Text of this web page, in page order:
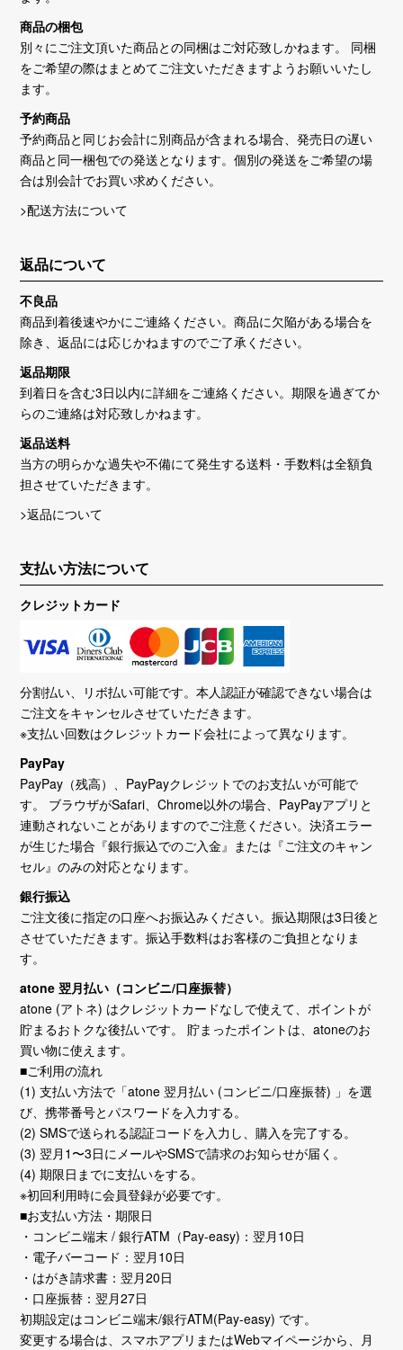
商品の梱包
別々にご注文頂いた商品との同梱はご対応致しかねます。 同梱
をご希望の際はまとめてご注文いただきますようお願いいたし
ます。
予約商品
予約商品と同じお会計に別商品が含まれる場合、発売日の遅い
商品と同一梱包での発送となります。個別の発送をご希望の場
合は別会計でお買い求めください。
>配送方法について
返品について
不良品
商品到着後速やかにご連絡ください。商品に欠陥がある場合を
除き、返品には応じかねますのでご了承ください。
返品期限
到着日を含む3日以内に詳細をご連絡ください。期限を過ぎてか
らのご連絡は対応致しかねます。
返品送料
当方の明らかな過失や不備にて発生する送料・手数料は全額負
担させていただきます。
>返品について
支払い方法について
クレジットカード
分割払い、リボ払い可能です。本人認証が確認できない場合は
ご注文をキャンセルさせていただきます。
※支払い回数はクレジットカード会社によって異なります。
PayPay
PayPay（残高）、PayPayクレジットでのお支払いが可能で
す。 ブラウザがSafari、Chrome以外の場合、PayPayアプリと
連動されないことがありますのでご注意ください。決済エラー
が生じた場合『銀行振込でのご入金』または『ご注文のキャン
セル』のみの対応となります。
銀行振込
ご注文後に指定の口座へお振込みください。振込期限は3日後と
させていただきます。振込手数料はお客様のご負担となりま
す。
atone 翌月払い（コンビニ/口座振替）
atone (アトネ) はクレジットカードなしで使えて、ポイントが
貯まるおトクな後払いです。 貯まったポイントは、atoneのお
買い物に使えます。
■ご利用の流れ
(1) 支払い方法で「atone 翌月払い (コンビニ/口座振替) 」を選
び、携帯番号とパスワードを入力する。
(2) SMSで送られる認証コードを入力し、購入を完了する。
(3) 翌月1〜3日にメールやSMSで請求のお知らせが届く。
(4) 期限日までに支払いをする。
※初回利用時に会員登録が必要です。
■お支払い方法・期限日
・コンビニ端末 / 銀行ATM（Pay-easy)：翌月10日
・電子バーコード：翌月10日
・はがき請求書：翌月20日
・口座振替：翌月27日
初期設定はコンビニ端末/銀行ATM(Pay-easy) です。
変更する場合は、スマホアプリまたはWebマイページから、月